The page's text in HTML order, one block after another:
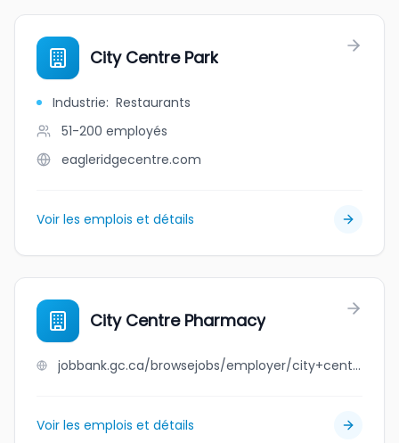
City Centre Park
Industrie: Restaurants
51-200 employés
eagleridgecentre.com
Voir les emplois et détails
City Centre Pharmacy
jobbank.gc.ca/browsejobs/employer/city+centre+pharmacy/ca
Voir les emplois et détails